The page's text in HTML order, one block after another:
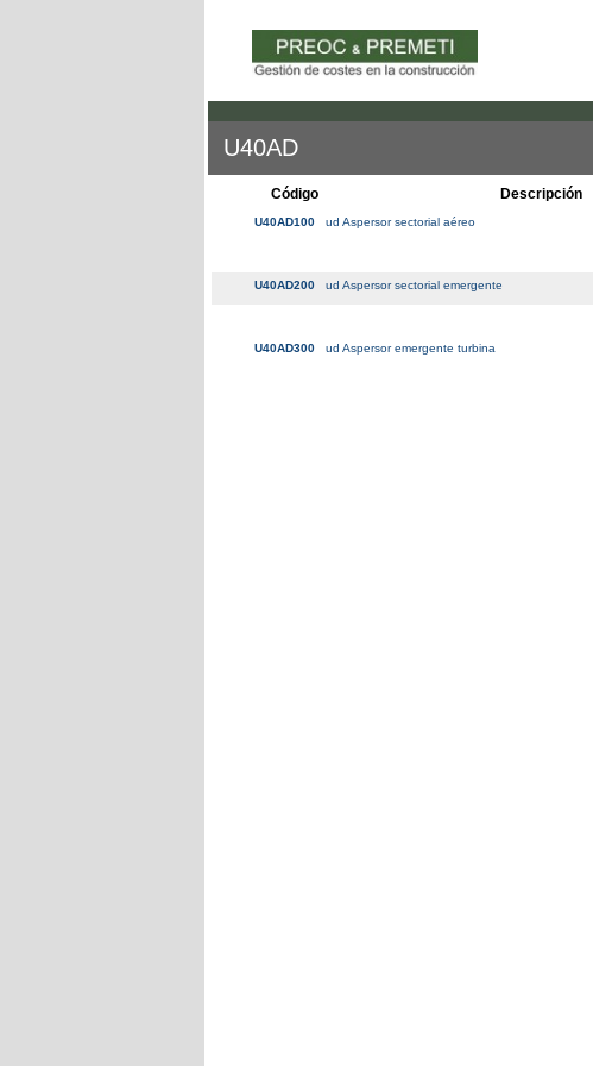
U40AD
Código Descripción
U40AD100 ud Aspersor sectorial aéreo
U40AD200 ud Aspersor sectorial emergente
U40AD300 ud Aspersor emergente turbina